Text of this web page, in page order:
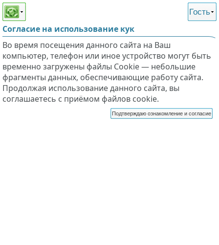
Этот сайт поддерживает
слабовидящих
Гость
Согласие на использование кук
Во время посещения данного сайта на Ваш
компьютер, телефон или иное устройство могут быть
временно загружены файлы Cookie — небольшие
фрагменты данных, обеспечивающие работу сайта.
Продолжая использование данного сайта, вы
соглашаетесь с приёмом файлов cookie.
Подтверждаю ознакомление и согласие